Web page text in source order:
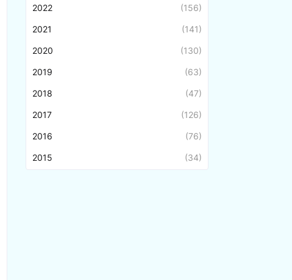
2022 (156)
2021 (141)
2020 (130)
2019 (63)
2018 (47)
2017 (126)
2016 (76)
2015 (34)